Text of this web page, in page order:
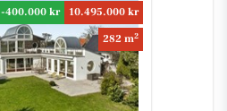
-400.000 kr
10.495.000 kr
282 m2